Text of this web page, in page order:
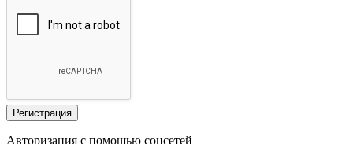
Регистрация
Авторизация с помощью соцсетей